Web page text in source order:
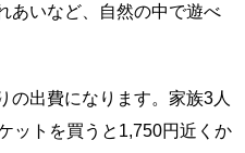
あいなど、自然の中で遊べ
の出費になります。家族3人
ットを買うと1,750円近くか